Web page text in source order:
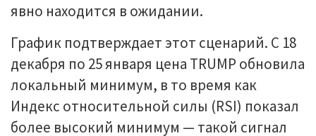
явно находится в ожидании.
График подтверждает этот сценарий. С 18
декабря по 25 января цена TRUMP обновила
локальный минимум, в то время как
Индекс относительной силы (RSI) показал
более высокий минимум — такой сигнал